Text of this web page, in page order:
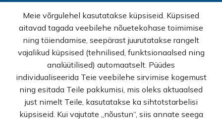
E-pood
Kampaaniad
Hulgimüük
Ostuabi
Müügitingimused
Privaatsuspoliitika
Kontakt
Meie võrgulehel kasutatakse küpsiseid. Küpsised
aitavad tagada veebilehe nõuetekohase toimimise
ning täiendamise, seepärast juurutatakse rangelt
vajalikud küpsised (tehnilised, funktsionaalsed ning
analüütilised) automaatselt. Püüdes
individualiseerida Teie veebilehe sirvimise kogemust
ning esitada Teile pakkumisi, mis oleks aktuaalsed
just nimelt Teile, kasutatakse ka sihtotstarbelisi
küpsiseid. Kui vajutate „nõustun“, siis annate seega